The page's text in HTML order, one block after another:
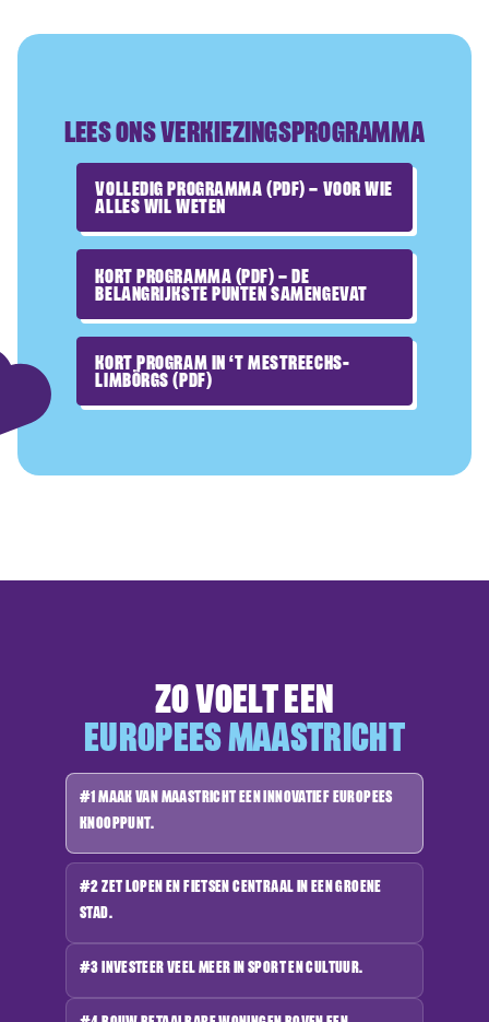
LEES ONS VERKIEZINGSPROGRAMMA
VOLLEDIG PROGRAMMA (PDF) – VOOR WIE
ALLES WIL WETEN
KORT PROGRAMMA (PDF) – DE
BELANGRIJKSTE PUNTEN SAMENGEVAT
KORT PROGRAM IN ‘T MESTREECHS-
LIMBÖRGS (PDF)
ZO VOELT EEN
EUROPEES MAASTRICHT
#1 Maak van Maastricht een innovatief Europees
knooppunt.
#2 Zet lopen en fietsen centraal in een groene
stad.
#3 Investeer veel meer in sport en cultuur.